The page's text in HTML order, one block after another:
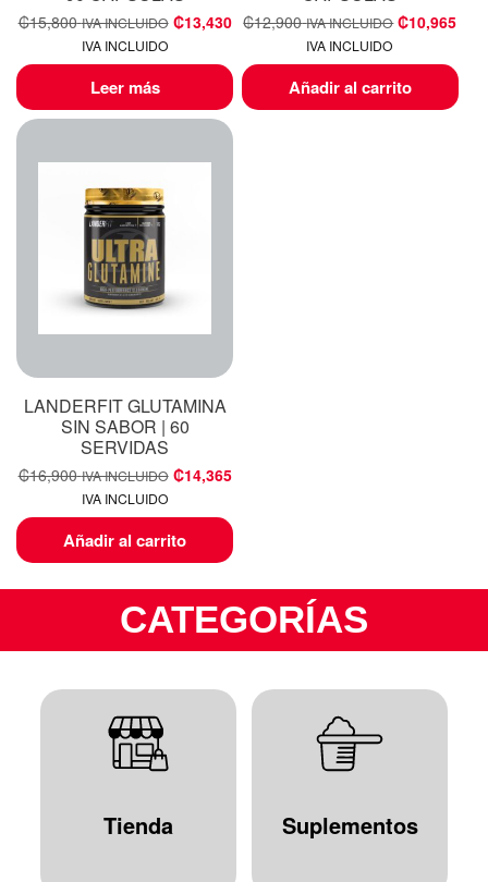
₡15,800 IVA INCLUIDO ₡13,430
IVA INCLUIDO
Leer más
₡12,900 IVA INCLUIDO ₡10,965
IVA INCLUIDO
Añadir al carrito
LANDERFIT GLUTAMINA
SIN SABOR | 60
SERVIDAS
₡16,900 IVA INCLUIDO ₡14,365
IVA INCLUIDO
Añadir al carrito
CATEGORÍAS
Tienda Suplementos